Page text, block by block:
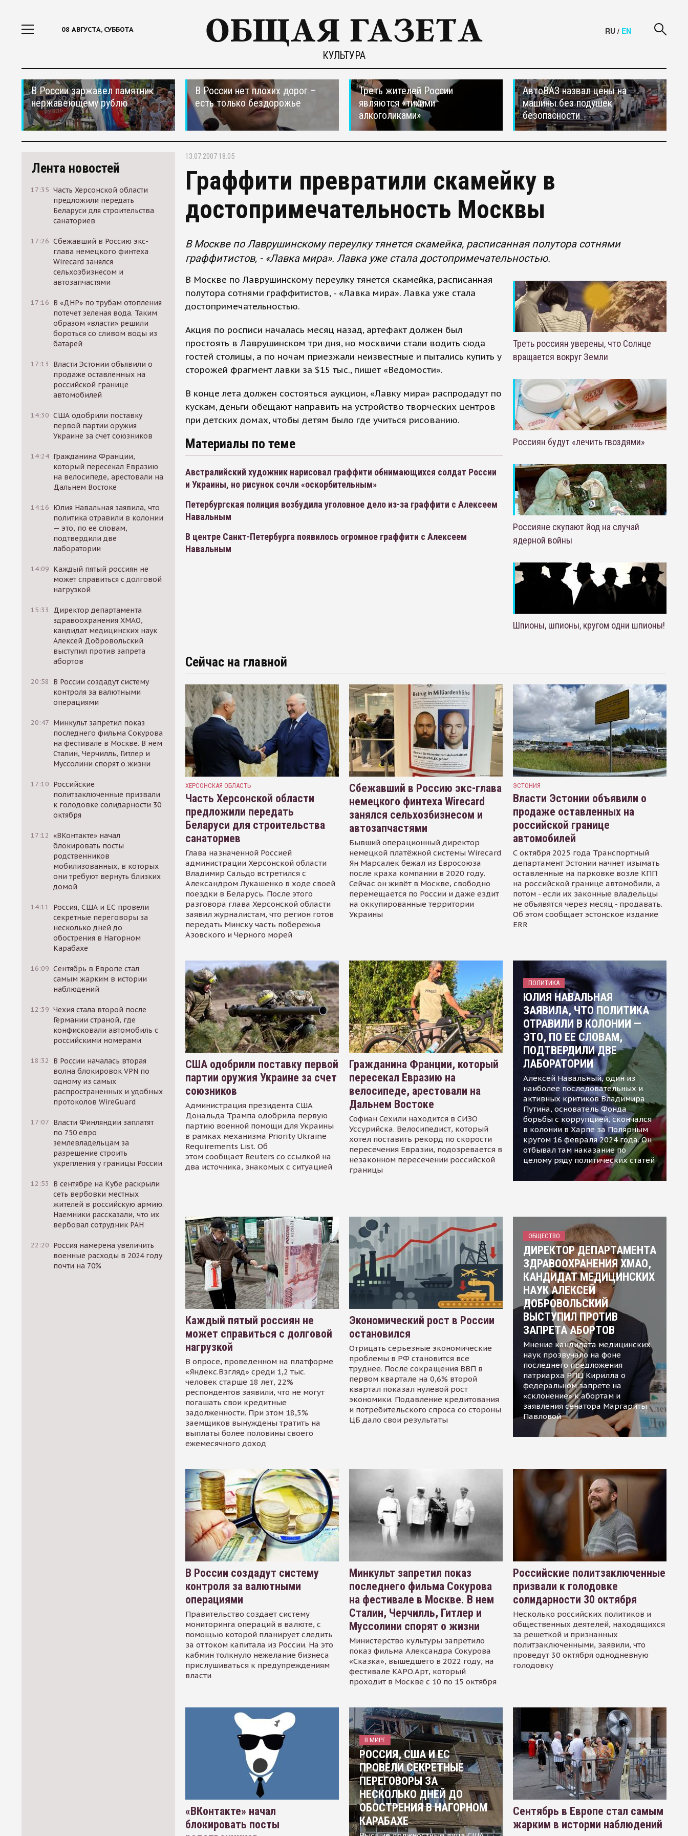
08 АВГУСТА, СУББОТА
КУЛЬТУРА
RU / EN
В России заржавел памятник
нержавеющему рублю
В России нет плохих дорог –
есть только бездорожье
Треть жителей России
являются «тихими
алкоголиками»
АвтоВАЗ назвал цены на
машины без подушек
безопасности
Лента новостей
17:35 Часть Херсонской области
предложили передать
Беларуси для строительства
санаториев
17:26 Сбежавший в Россию экс-
глава немецкого финтеха
Wirecard занялся
сельхозбизнесом и
автозапчастями
17:16 В «ДНР» по трубам отопления
потечет зеленая вода. Таким
образом «власти» решили
бороться со сливом воды из
батарей
17:13
Власти Эстонии объявили о
продаже оставленных на
российской границе
автомобилей
14:30 США одобрили поставку
первой партии оружия
Украине за счет союзников
14:24 Гражданина Франции,
который пересекал Евразию
на велосипеде, арестовали на
Дальнем Востоке
14:16 Юлия Навальная заявила, что
политика отравили в колонии
— это, по ее словам,
подтвердили две
лаборатории
14:09 Каждый пятый россиян не
может справиться с долговой
нагрузкой
15:33
Директор департамента
здравоохранения ХМАО,
кандидат медицинских наук
Алексей Добровольский
выступил против запрета
абортов
20:58
В России создадут систему
контроля за валютными
операциями
20:47 Минкульт запретил показ
последнего фильма Сокурова
на фестивале в Москве. В нем
Сталин, Черчилль, Гитлер и
Муссолини спорят о жизни
17:10 Российские
политзаключенные призвали
к голодовке солидарности 30
октября
17:12 «ВКонтакте» начал
блокировать посты
родственников
мобилизованных, в которых
они требуют вернуть близких
домой
14:11
Россия, США и ЕС провели
секретные переговоры за
несколько дней до
обострения в Нагорном
Карабахе
16:09 Сентябрь в Европе стал
самым жарким в истории
наблюдений
12:39 Чехия стала второй после
Германии страной, где
конфисковали автомобиль с
российскими номерами
18:32
В России началась вторая
волна блокировок VPN по
одному из самых
распространенных и удобных
протоколов WireGuard
17:07 Власти Финляндии заплатят
по 750 евро
землевладельцам за
разрешение строить
укрепления у границы России
12:53
В сентябре на Кубе раскрыли
сеть вербовки местных
жителей в российскую армию.
Наемники рассказали, что их
вербовал сотрудник РАН
22:20 Россия намерена увеличить
военные расходы в 2024 году
почти на 70%
13.07.2007 18:05
Граффити превратили скамейку в
достопримечательность Москвы
В Москве по Лаврушинскому переулку тянется скамейка, расписанная полутора сотнями
граффитистов, - «Лавка мира». Лавка уже стала достопримечательностью.
В Москве по Лаврушинскому переулку тянется скамейка, расписанная
полутора сотнями граффитистов, - «Лавка мира». Лавка уже стала
достопримечательностью.
Акция по росписи началась месяц назад, артефакт должен был
простоять в Лаврушинском три дня, но москвичи стали водить сюда
гостей столицы, а по ночам приезжали неизвестные и пытались купить у
сторожей фрагмент лавки за $15 тыс., пишет «Ведомости».
В конце лета должен состояться аукцион, «Лавку мира» распродадут по
кускам, деньги обещают направить на устройство творческих центров
при детских домах, чтобы детям было где учиться рисованию.
Материалы по теме
Австралийский художник нарисовал граффити обнимающихся солдат России
и Украины, но рисунок сочли «оскорбительным»
Петербургская полиция возбудила уголовное дело из-за граффити с Алексеем
Навальным
В центре Санкт-Петербурга появилось огромное граффити с Алексеем
Навальным
Треть россиян уверены, что Солнце
вращается вокруг Земли
Россиян будут «лечить гвоздями»
Россияне скупают йод на случай
ядерной войны
Шпионы, шпионы, кругом одни шпионы!
Сейчас на главной
ХЕРСОНСКАЯ ОБЛАСТЬ
Часть Херсонской области
предложили передать
Беларуси для строительства
санаториев
Глава назначенной Россией
администрации Херсонской области
Владимир Сальдо встретился с
Александром Лукашенко в ходе своей
поездки в Беларусь. После этого
разговора глава Херсонской области
заявил журналистам, что регион готов
передать Минску часть побережья
Азовского и Черного морей
Сбежавший в Россию экс-глава
немецкого финтеха Wirecard
занялся сельхозбизнесом и
автозапчастями
Бывший операционный директор
немецкой платёжной системы Wirecard
Ян Марсалек бежал из Евросоюза
после краха компании в 2020 году.
Сейчас он живёт в Москве, свободно
перемещается по России и даже ездит
на оккупированные территории
Украины
ЭСТОНИЯ
Власти Эстонии объявили о
продаже оставленных на
российской границе
автомобилей
С октября 2025 года Транспортный
департамент Эстонии начнет изымать
оставленные на парковке возле КПП
на российской границе автомобили, а
потом - если их законные владельцы
не объявятся через месяц - продавать.
Об этом сообщает эстонское издание
ERR
США одобрили поставку первой
партии оружия Украине за счет
союзников
Администрация президента США
Дональда Трампа одобрила первую
партию военной помощи для Украины
в рамках механизма Priority Ukraine
Requirements List. Об
этом сообщает Reuters со ссылкой на
два источника, знакомых с ситуацией
Гражданина Франции, который
пересекал Евразию на
велосипеде, арестовали на
Дальнем Востоке
Софиан Сехили находится в СИЗО
Уссурийска. Велосипедист, который
хотел поставить рекорд по скорости
пересечения Евразии, подозревается в
незаконном пересечении российской
границы
ПОЛИТИКА
ЮЛИЯ НАВАЛЬНАЯ
ЗАЯВИЛА, ЧТО ПОЛИТИКА
ОТРАВИЛИ В КОЛОНИИ —
ЭТО, ПО ЕЕ СЛОВАМ,
ПОДТВЕРДИЛИ ДВЕ
ЛАБОРАТОРИИ
Алексей Навальный, один из
наиболее последовательных и
активных критиков Владимира
Путина, основатель Фонда
борьбы с коррупцией, скончался
в колонии в Харпе за Полярным
кругом 16 февраля 2024 года. Он
отбывал там наказание по
целому ряду политических статей
Каждый пятый россиян не
может справиться с долговой
нагрузкой
В опросе, проведенном на платформе
«Яндекс.Взгляд» среди 1,2 тыс.
человек старше 18 лет, 22%
респондентов заявили, что не могут
погашать свои кредитные
задолженности. При этом 18,5%
заемщиков вынуждены тратить на
выплаты более половины своего
ежемесячного доход
Экономический рост в России
остановился
Отрицать серьезные экономические
проблемы в РФ становится все
труднее. После сокращения ВВП в
первом квартале на 0,6% второй
квартал показал нулевой рост
экономики. Подавление кредитования
и потребительского спроса со стороны
ЦБ дало свои результаты
ОБЩЕСТВО
ДИРЕКТОР ДЕПАРТАМЕНТА
ЗДРАВООХРАНЕНИЯ ХМАО,
КАНДИДАТ МЕДИЦИНСКИХ
НАУК АЛЕКСЕЙ
ДОБРОВОЛЬСКИЙ
ВЫСТУПИЛ ПРОТИВ
ЗАПРЕТА АБОРТОВ
Мнение кандидата медицинских
наук прозвучало на фоне
последнего предложения
патриарха РПЦ Кирилла о
федеральном запрете на
«склонение» к абортам и
заявления сенатора Маргариты
Павловой
В России создадут систему
контроля за валютными
операциями
Правительство создает систему
мониторинга операций в валюте, с
помощью которой планирует следить
за оттоком капитала из России. На это
кабмин толкнуло нежелание бизнеса
прислушиваться к предупреждениям
власти
Минкульт запретил показ
последнего фильма Сокурова
на фестивале в Москве. В нем
Сталин, Черчилль, Гитлер и
Муссолини спорят о жизни
Министерство культуры запретило
показ фильма Александра Сокурова
«Сказка», вышедшего в 2022 году, на
фестивале КАРО.Арт, который
проходит в Москве с 10 по 15 октября
Российские политзаключенные
призвали к голодовке
солидарности 30 октября
Несколько российских политиков и
общественных деятелей, находящихся
за решеткой и признанных
политзаключенными, заявили, что
проведут 30 октября однодневную
голодовку
«ВКонтакте» начал
блокировать посты
В МИРЕ
РОССИЯ, США И ЕС
ПРОВЕЛИ СЕКРЕТНЫЕ
ПЕРЕГОВОРЫ ЗА
НЕСКОЛЬКО ДНЕЙ ДО
ОБОСТРЕНИЯ В НАГОРНОМ
КАРАБАХЕ
Сентябрь в Европе стал самым
жарким в истории наблюдений